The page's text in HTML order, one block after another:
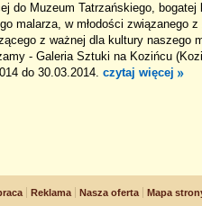
do Muzeum Tatrzańskiego, bogatej
malarza, w młodości związanego z
z ważnej dla kultury naszego
- Galeria Sztuki na Kozińcu
do 30.03.2014. czytaj więcej
Reklama Nasza oferta Mapa